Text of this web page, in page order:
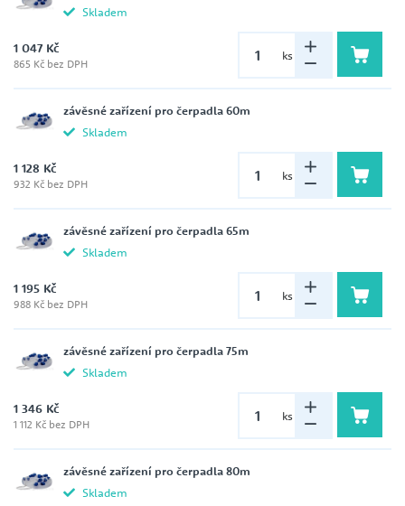
Skladem
1 047 Kč
865 Kč bez DPH
ks
závěsné zařízení pro čerpadla 60m
Skladem
1 128 Kč
932 Kč bez DPH
ks
závěsné zařízení pro čerpadla 65m
Skladem
1 195 Kč
988 Kč bez DPH
ks
závěsné zařízení pro čerpadla 75m
Skladem
1 346 Kč
1 112 Kč bez DPH
ks
závěsné zařízení pro čerpadla 80m
Skladem